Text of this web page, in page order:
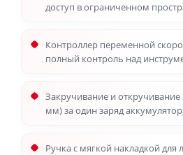
доступ в ограниченном
Контроллер переменной
полный контроль над
Закручивание и откручивание
мм) за один заряд
Ручка с мягкой накладкой для